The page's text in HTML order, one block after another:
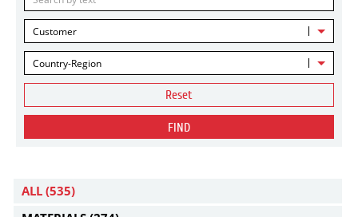
Customer
Country-Region
Reset
FIND
ALL (535)